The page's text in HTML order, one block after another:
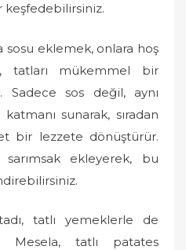
keşfedebilirsiniz.
sosu eklemek, onlara hoş
tatları mükemmel bir
Sadece sos değil, aynı
sunarak, sıradan
bir lezzete dönüştürür.
ekleyerek, bu
tatlı yemeklerle de
Mesela, tatlı patates